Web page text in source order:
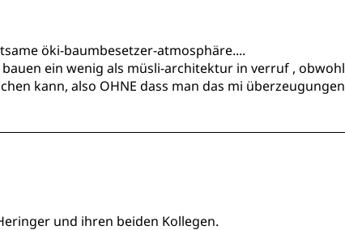
öki-baumbesetzer-atmosphäre....
ein wenig als müsli-architektur in verruf , obwohl
kann, also OHNE dass man das mi überzeugungen
und ihren beiden Kollegen.